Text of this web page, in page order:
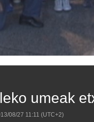
umeak
08/27 11:11 (UTC+2)